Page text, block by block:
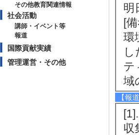
その他教育関連情報
社会活動
講師・イベント等
報道
国際貢献実績
管理運営・その他
明
[
環
テ
域
【報道
収